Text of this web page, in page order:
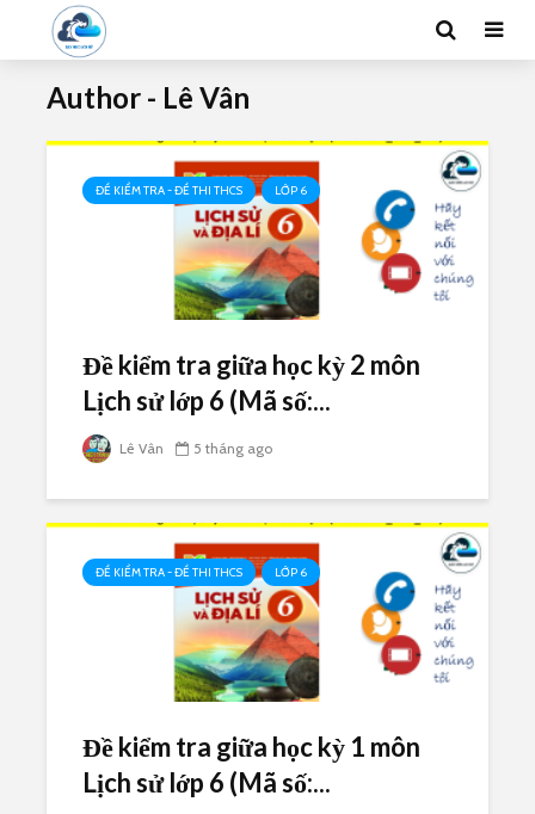
Author - Lê Vân
ĐỀ KIỂM TRA - ĐỀ THI THCS LỚP 6
Đề kiểm tra giữa học kỳ 2 môn
Lịch sử lớp 6 (Mã số:...
Lê Vân 5 tháng ago
ĐỀ KIỂM TRA - ĐỀ THI THCS LỚP 6
Đề kiểm tra giữa học kỳ 1 môn
Lịch sử lớp 6 (Mã số:...